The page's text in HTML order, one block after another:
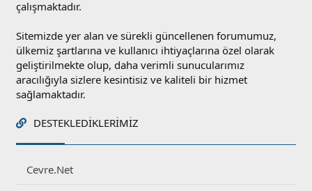
çalışmaktadır.
Sitemizde yer alan ve sürekli güncellenen forumumuz,
ülkemiz şartlarına ve kullanıcı ihtiyaçlarına özel olarak
geliştirilmekte olup, daha verimli sunucularımız
aracılığıyla sizlere kesintisiz ve kaliteli bir hizmet
sağlamaktadır.
DESTEKLEDIKLERIMIZ
Cevre.Net